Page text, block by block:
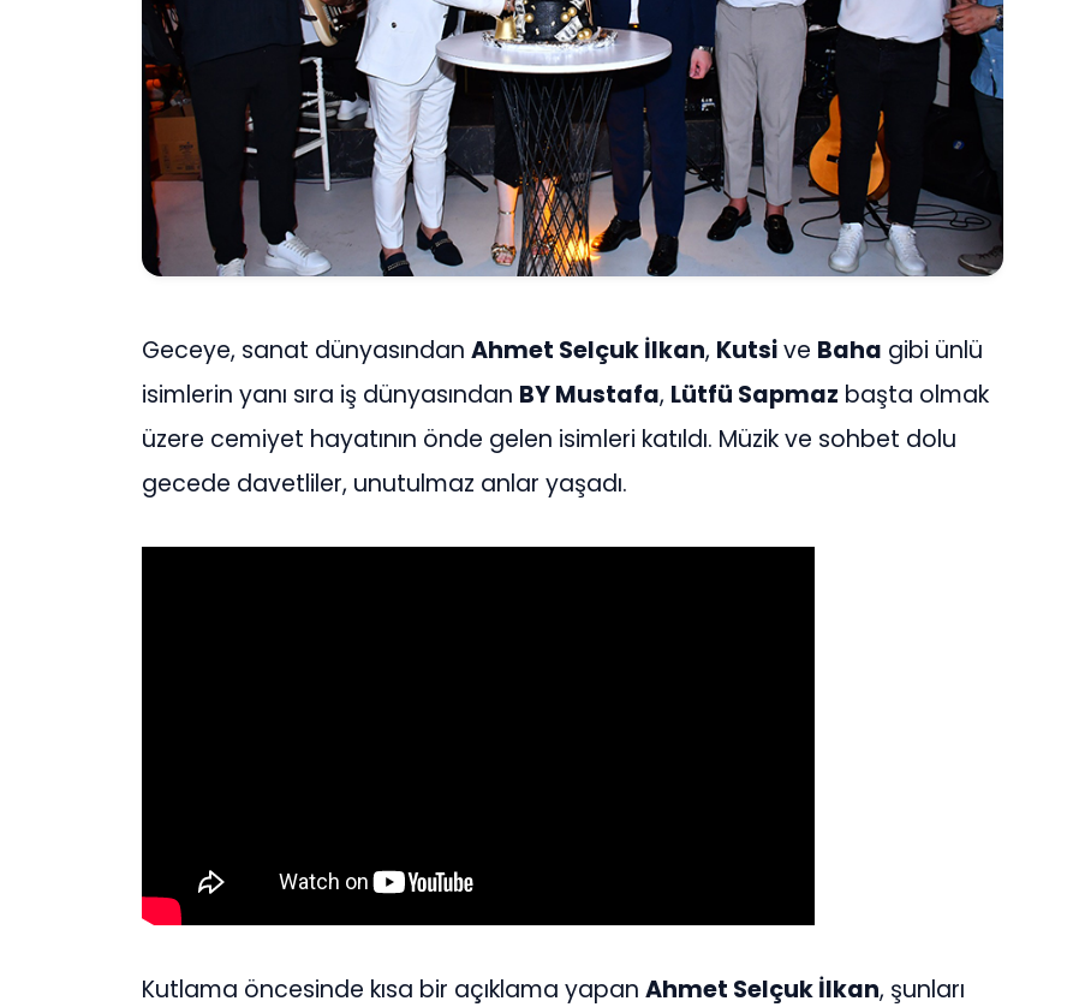
Geceye, sanat dünyasından Ahmet Selçuk İlkan, Kutsive Baha gibi ünlü
isimlerin yanı sıra iş dünyasından BY Mustafa, Lütfü Sapmaz başta olmak
üzere cemiyet hayatının önde gelen isimleri katıldı. Müzik ve sohbet dolu
gecede davetliler, unutulmaz anlar yaşadı.
Kutlama öncesinde kısa bir açıklama yapan Ahmet Selçuk İlkan, şunları